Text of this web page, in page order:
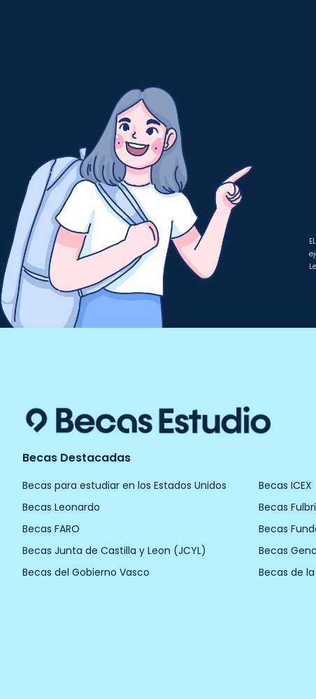
Becas Destacadas
Becas para estudiar en los Estados Unidos
Becas ICEX
Becas Leonardo
Becas
Becas FARO
Becas
Becas Junta de Castilla y Leon (JCYL)
Becas
Becas del Gobierno Vasco
Becas de